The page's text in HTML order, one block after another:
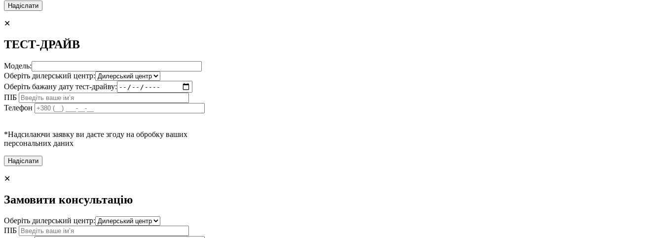
✕
ТЕСТ-ДРАЙВ
Модель:
Оберіть дилерський центр:
Оберіть бажану дату тест-драйву:
ПІБ
Телефон
*Надсилаючи заявку ви даєте згоду на обробку ваших
персональних даних
✕
Замовити консультацію
Оберіть дилерський центр:
ПІБ